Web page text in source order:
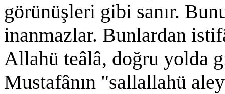
görünüşleri gibi sanır.
inanmazlar. Bunlardan
Allahü teâlâ, doğru yolda
Mustafânın "sallallahü